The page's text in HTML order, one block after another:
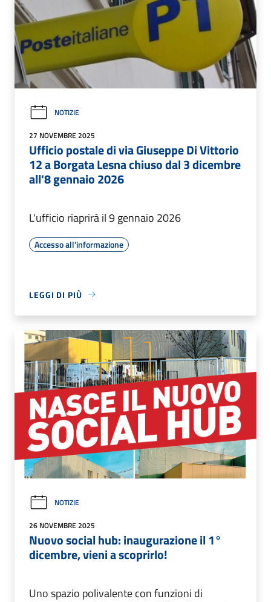
NOTIZIE
27 NOVEMBRE 2025
Ufficio postale di via Giuseppe Di Vittorio
12 a Borgata Lesna chiuso dal 3 dicembre
all'8 gennaio 2026
L'ufficio riaprirà il 9 gennaio 2026
Accesso all'informazione
LEGGI DI PIÙ
NOTIZIE
26 NOVEMBRE 2025
Nuovo social hub: inaugurazione il 1°
dicembre, vieni a scoprirlo!
Uno spazio polivalente con funzioni di